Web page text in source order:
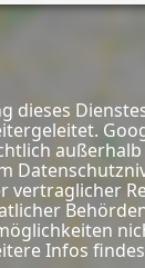
dieses
vertraglicher
Infos